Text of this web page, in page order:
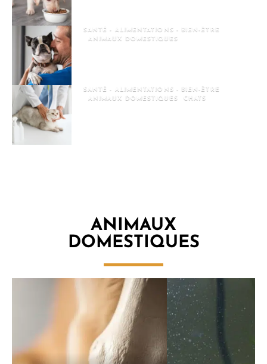
SANTÉ - ALIMENTATIONS - BIEN-ÊTRE
ANIMAUX DOMESTIQUES
SANTÉ - ALIMENTATIONS - BIEN-ÊTRE
ANIMAUX DOMESTIQUES
CHATS
ANIMAUX
DOMESTIQUES